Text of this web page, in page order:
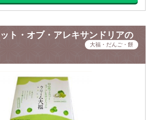
ト・オブ・アレキサンドリアの
大福・だんご・餅